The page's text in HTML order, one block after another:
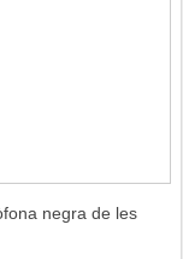
negra de les